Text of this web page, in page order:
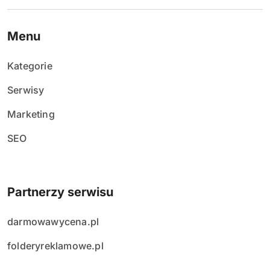
Menu
Kategorie
Serwisy
Marketing
SEO
Partnerzy serwisu
darmowawycena.pl
folderyreklamowe.pl